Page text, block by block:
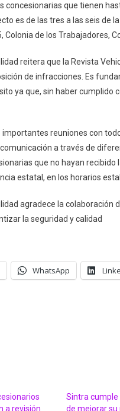
De
concesionarias que tienen
es de las tres a las seis de
de los Trabajadores,
reitera que la Revista
de infracciones. Es
ya que, sin haber cumplido
reuniones con
a través de
que no hayan
estatal, en los horarios
agradece la
la seguridad y calidad
WhatsApp
a revisión
Sintra cumple
de mejorar su